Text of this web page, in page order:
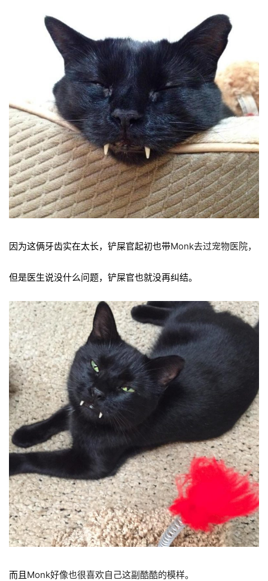
因为这俩牙齿实在太长，铲屎官起初也带Monk去过宠物医院，
但是医生说没什么问题，铲屎官也就没再纠结。
而且 Monk好像也很喜欢自己这副酷酷的模样。